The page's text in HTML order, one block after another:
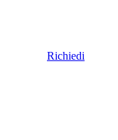
Richiedi